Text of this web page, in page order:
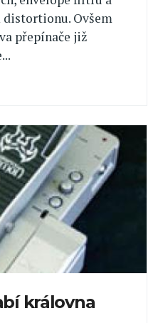
Ovšem
přepínače již
královna